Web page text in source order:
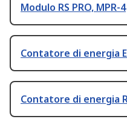
Modulo RS PRO, MPR-4
Contatore di energia
Contatore di energia